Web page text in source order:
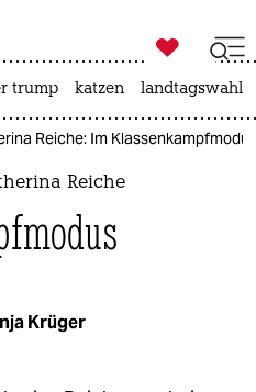
ich

taz zahl ich
trump katzen landtagswahl
Reiche: Im Klassenkampfmodus
Reiche
Krüger